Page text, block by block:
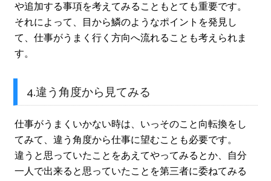
や追加する事項を考えてみることもとても重要です。
それによって、目から鱗のようなポイントを発見し
て、仕事がうまく行く方向へ流れることも考えられま
す。
4.違う角度から見てみる
仕事がうまくいかない時は、いっそのこと向転換をし
てみて、違う角度から仕事に望むことも必要です。
違うと思っていたことをあえてやってみるとか、自分
一人で出来ると思っていたことを第三者に委ねてみる